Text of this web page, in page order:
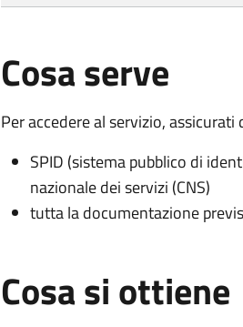
Cosa serve
Per accedere al servizio, assicurati
SPID (sistema pubblico di
nazionale dei servizi (CNS)
tutta la documentazione
Cosa si ottiene